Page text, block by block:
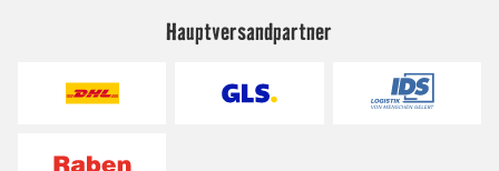
Hauptversandpartner